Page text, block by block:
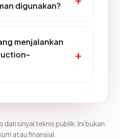
digunakan?
menjalankan
sinyal teknis publik. Ini bukan
atau finansial.